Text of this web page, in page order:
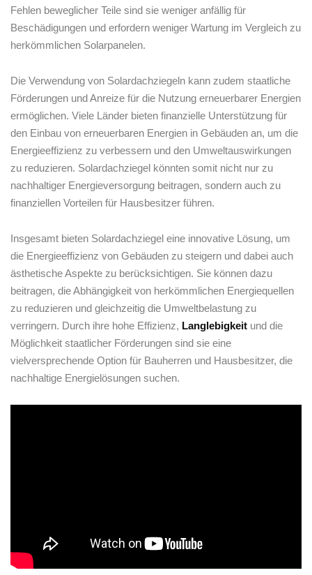
Fehlen beweglicher Teile sind sie weniger anfällig für
Beschädigungen und erfordern weniger Wartung im Vergleich zu‍
herkömmlichen Solarpanelen.
Die Verwendung von Solardachziegeln kann zudem staatliche
⁤Förderungen und Anreize für die Nutzung erneuerbarer Energien
ermöglichen. Viele Länder bieten finanzielle Unterstützung für
den Einbau von erneuerbaren Energien in Gebäuden an, um die
‍Energieeffizienz zu verbessern und den Umweltauswirkungen
zu reduzieren. Solardachziegel könnten somit nicht nur zu​
nachhaltiger Energieversorgung beitragen, sondern auch zu
⁢finanziellen Vorteilen für Hausbesitzer führen.
Insgesamt bieten Solardachziegel eine innovative Lösung, um
die Energieeffizienz ​von Gebäuden zu steigern und dabei auch
ästhetische Aspekte zu berücksichtigen. Sie können dazu
beitragen, die Abhängigkeit von herkömmlichen Energiequellen
zu reduzieren und gleichzeitig die Umweltbelastung zu
⁢verringern. ⁤Durch ihre hohe ‌Effizienz, Langlebigkeit und ⁤die
Möglichkeit staatlicher Förderungen sind sie eine
vielversprechende⁢ Option für Bauherren und Hausbesitzer, die
nachhaltige Energielösungen suchen.